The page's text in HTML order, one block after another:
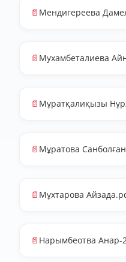
📄 Мендигереева
📄 Мухамбеталиева
📄 Мұратқалиқызы
📄 Мұратова
📄 Мұхтарова
📄 Нарымбеотва Анар-